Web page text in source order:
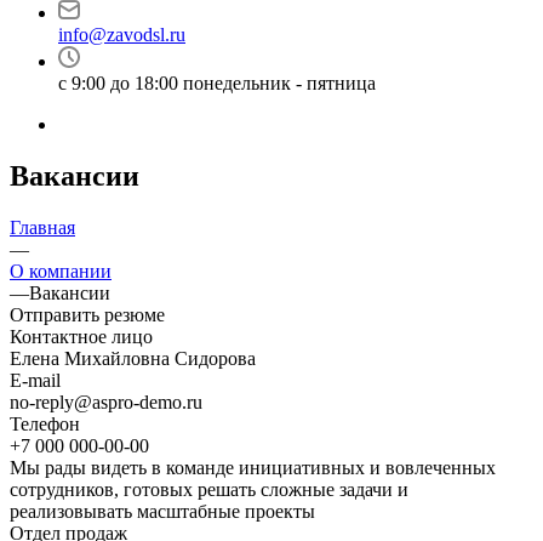
info@zavodsl.ru
с 9:00 до 18:00 понедельник - пятница
Вакансии
Главная
—
О компании
—Вакансии
Отправить резюме
Контактное лицо
Елена Михайловна Сидорова
E-mail
no-reply@aspro-demo.ru
Телефон
+7 000 000-00-00
Мы рады видеть в команде инициативных и вовлеченных
сотрудников, готовых решать сложные задачи и
реализовывать масштабные проекты
Отдел продаж